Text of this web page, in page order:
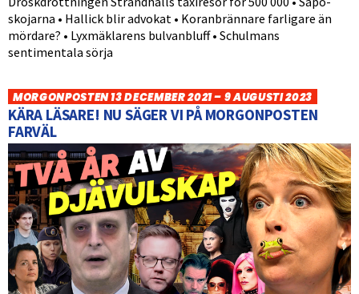
skojarna • Hallick blir advokat • Koranbrännare farligare än
mördare? • Lyxmäklarens bulvanbluff • Schulmans
sentimentala sörja
MORGONPOSTEN 13 DECEMBER 2021 – 9 AUGUSTI 2023
KÄRA LÄSARE! NU SÄGER VI PÅ MORGONPOSTEN
FARVÄL